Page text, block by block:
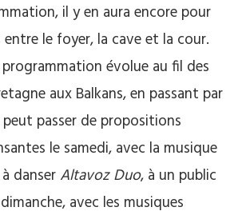
il y en aura encore pour
le foyer, la cave et la cour.
programmation évolue au fil des
aux Balkans, en passant par
peut passer de propositions
le samedi, avec la musique
danser Altavoz Duo, à un public
avec les musiques